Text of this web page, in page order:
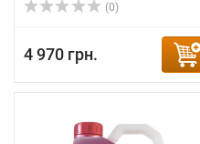
(0)
4 970 грн.